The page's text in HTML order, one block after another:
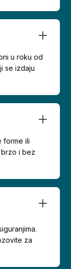
u roku od
se izdaju
forme ili
i bez
za